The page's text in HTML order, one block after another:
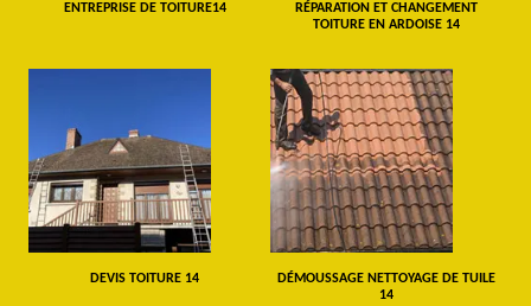
ENTREPRISE DE TOITURE14
RÉPARATION ET CHANGEMENT
TOITURE EN ARDOISE 14
DEVIS TOITURE 14
DÉMOUSSAGE NETTOYAGE DE TUILE
14